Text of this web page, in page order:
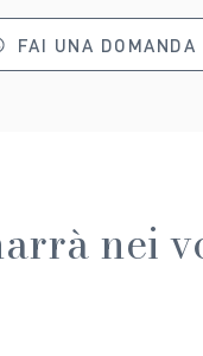
FAI UNA DOMANDA
nei